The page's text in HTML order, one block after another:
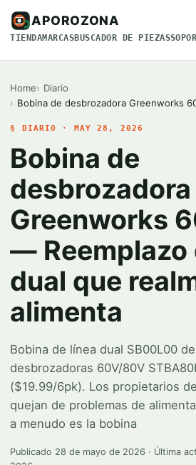
APOROZONA
TIENDAMARCASBUSCADOR DE PIEZAS
Home
Diario
Bobina de desbrozadora Greenworks
§ DIARIO · MAY 28, 2026
Bobina de
desbrozadora
Greenworks
— Reemplazo
dual que
alimenta
Bobina de línea dual SB00L00
desbrozadoras 60V/80V
($19.99/6pk). Los propietarios
quejan de problemas de
a menudo es la bobina
Publicado 28 de mayo de 2026 · Última